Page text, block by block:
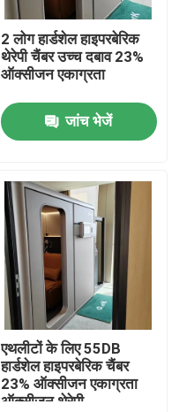
2 लोग हार्डशेल हाइपरबेरिक
थेरेपी चैंबर उच्च दबाव 23%
ऑक्सीजन एकाग्रता
जांच भेजें
एथलीटों के लिए 55DB
हार्डशेल हाइपरबेरिक चैंबर
23% ऑक्सीजन एकाग्रता
ऑक्सीजन थेरेपी